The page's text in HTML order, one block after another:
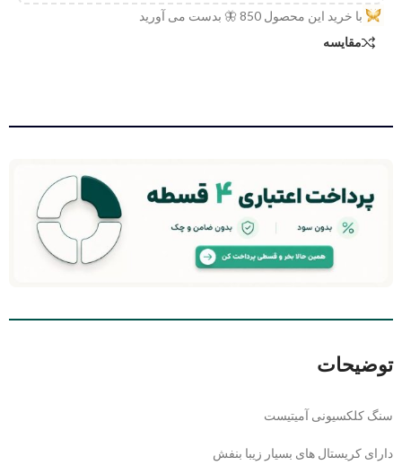
با خرید این محصول 850 🦋 بدست می آورید
مقایسه
توضیحات
سنگ کلکسیونی آمیتیست
دارای کریستال های بسیار زیبا بنفش